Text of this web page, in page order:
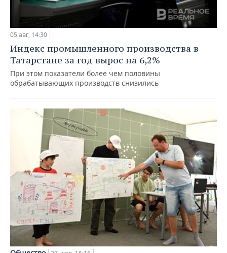
05 авг, 14:30
Индекс промышленного производства в
Татарстане за год вырос на 6,2%
При этом показатели более чем половины
обрабатывающих производств снизились